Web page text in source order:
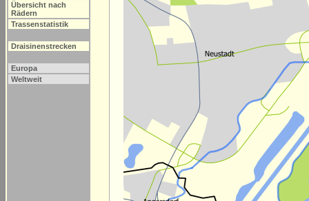
Übersicht nach
Rädern
Trassenstatistik
Draisinenstrecken
Europa
Weltweit